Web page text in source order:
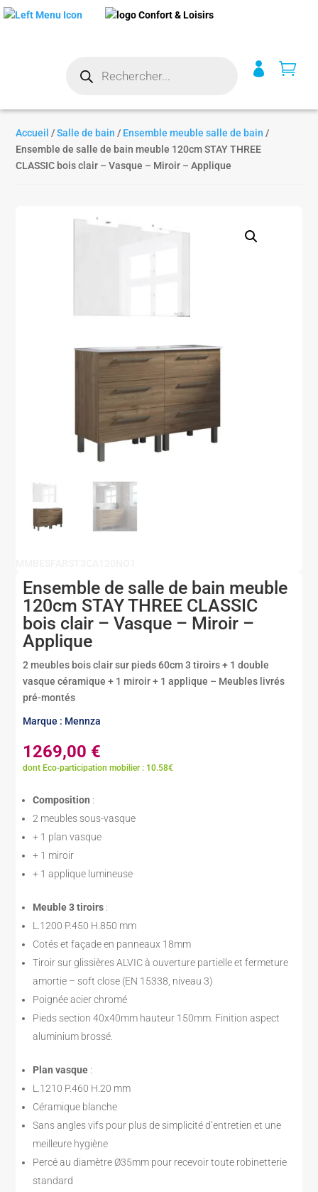
produits
 
Accueil /Salle de bain / Ensemble meuble salle de bain /
Ensemble de salle de bain meuble 120cm STAY THREE
CLASSIC bois clair – Vasque – Miroir – Applique
Ensemble de salle de bain meuble
120cm STAY THREE CLASSIC
bois clair – Vasque – Miroir –
Applique
2 meubles bois clair sur pieds 60cm 3 tiroirs + 1 double
vasque céramique + 1 miroir + 1 applique – Meubles livrés
pré-montés
Marque : Mennza
1269,00 €
dont Eco-participation mobilier : 10.58€
Composition :
2 meubles sous-vasque
+ 1 plan vasque
+ 1 miroir
+ 1 applique lumineuse
Meuble 3 tiroirs :
L.1200 P.450 H.850 mm
Cotés et façade en panneaux 18mm
Tiroir sur glissières ALVIC à ouverture partielle et fermeture
amortie – soft close (EN 15338, niveau 3)
Poignée acier chromé
Pieds section 40x40mm hauteur 150mm. Finition aspect
aluminium brossé.
Plan vasque :
L.1210 P.460 H.20 mm
Céramique blanche
Sans angles vifs pour plus de simplicité d’entretien et une
meilleure hygiène
Percé au diamètre Ø35mm pour recevoir toute robinetterie
standard